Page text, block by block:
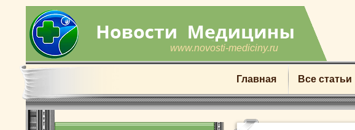
www.novosti-mediciny.ru
Главная Все статьи